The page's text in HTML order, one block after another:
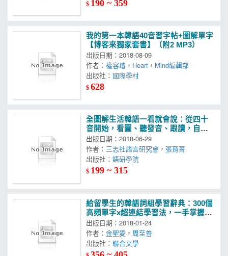
$ 190 ~ 359
我的第一本韓語40音習字帖+圖解單字
【博客來獨家套書】（附2 MP3）
出版日期：2018-08-09
作者：權容璿 ， Heart ， Mind編輯部
出版社：
$628
全圖解生活韓語一看就會說：從四十
音開始，看圖、聽發音、跟讀，自然
就會說！(附MP3光碟)
出版日期：2018-06-29
作者： 三志社語言研究會 ，張育菁
出版社：
$ 199 ~ 315
給留學生的韓語詞組學習辭典：300個
高頻單字x超連結學習法，一手掌握韓
國人的語言慣性
出版日期：2018-01-24
作者：金聖愛 ， 周至善
出版社：